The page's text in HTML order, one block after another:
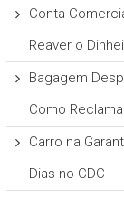
Conta
Reaver o
Bagagem
Como
Carro na
Dias no CDC